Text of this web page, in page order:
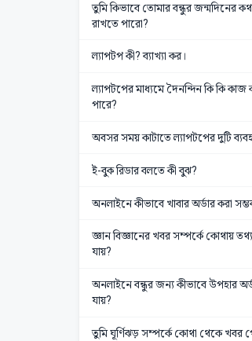
তুমি কিভাবে তোমার বন্ধুর জন্মদিনের
রাখতে পারো?
ল্যাপটপ কী? ব্যাখ্যা কর।
ল্যাপটপের মাধ্যমে দৈনন্দিন কি কি কাজ
পারে?
অবসর সময় কাটাতে ল্যাপটপের দুটি
ই-বুক রিডার বলতে কী বুঝ?
অনলাইনে কীভাবে খাবার অর্ডার করা
জ্ঞান বিজ্ঞানের খবর সম্পর্কে কোথায়
যায়?
অনলাইনে বন্ধুর জন্য কীভাবে উপহার
যায়?
তুমি ঘূর্ণিঝড় সম্পর্কে কোথা থেকে খবর